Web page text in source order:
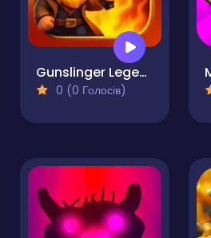
Gunslinger Legend
0 (0 Голосів)